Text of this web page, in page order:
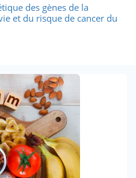
des gènes de la
et du risque de cancer du